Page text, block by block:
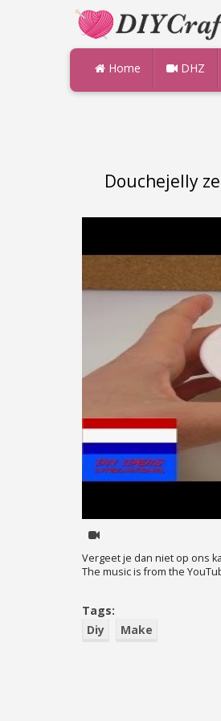
Home DHZ
Douchejelly
Vergeet je dan niet op ons
The music is from the
Tags:
Diy
Make